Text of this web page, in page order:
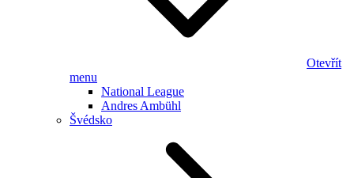
Otevřít
menu
National League
Andres Ambühl
Švédsko